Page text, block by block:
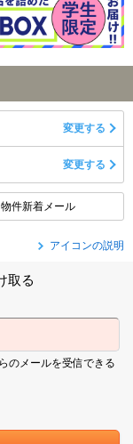
変更する
変更する
物件新着メール
アイコンの説明
取る
のメールを受信できる